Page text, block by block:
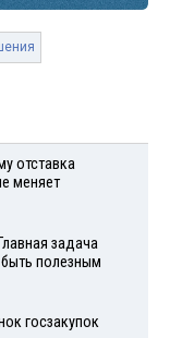
отставка
меняет
задача
полезным
госзакупок